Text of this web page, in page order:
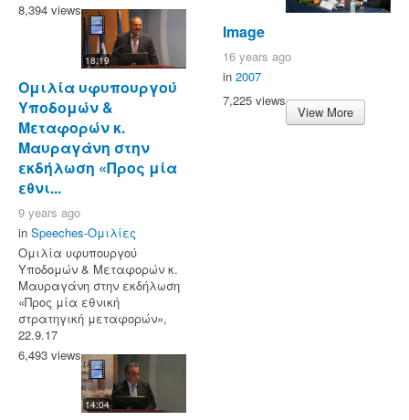
8,394 views
18:19
Ομιλία υφυπουργού
Υποδομών &
Μεταφορών κ.
Μαυραγάνη στην
εκδήλωση «Προς μία
εθνι...
9 years ago
in Speeches-Ομιλίες
Ομιλία υφυπουργού
Υποδομών & Μεταφορών κ.
Μαυραγάνη στην εκδήλωση
«Προς μία εθνική
στρατηγική μεταφορών»,
22.9.17
6,493 views
14:04
Image
16 years ago
in 2007
7,225 views
View More